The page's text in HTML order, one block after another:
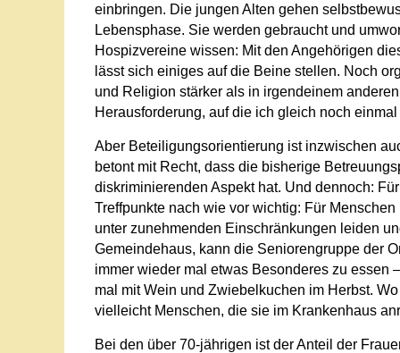
einbringen. Die jungen Alten gehen
Lebensphase. Sie werden gebraucht und
Hospizvereine wissen: Mit den Angehörigen
lässt sich einiges auf die Beine stellen. Noch
und Religion stärker als in irgendeinem
Herausforderung, auf die ich gleich noch
Aber Beteiligungsorientierung ist inzwischen
betont mit Recht, dass die bisherige
diskriminierenden Aspekt hat. Und dennoch:
Treffpunkte nach wie vor wichtig: Für
unter zunehmenden Einschränkungen leiden
Gemeindehaus, kann die Seniorengruppe der
immer wieder mal etwas Besonderes zu essen
mal mit Wein und Zwiebelkuchen im Herbst.
vielleicht Menschen, die sie im Krankenhaus
Bei den über 70-jährigen ist der Anteil der